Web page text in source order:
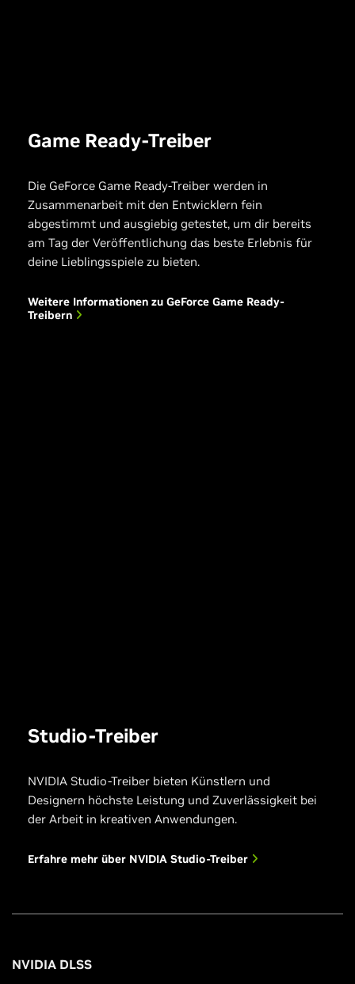
Game Ready-Treiber
Die GeForce Game Ready-Treiber werden in
Zusammenarbeit mit den Entwicklern fein
abgestimmt und ausgiebig getestet, um dir bereits
am Tag der Veröffentlichung das beste Erlebnis für
deine Lieblingsspiele zu bieten.
Weitere Informationen zu GeForce Game Ready-
Treibern
Studio-Treiber
NVIDIA Studio-Treiber bieten Künstlern und
Designern höchste Leistung und Zuverlässigkeit bei
der Arbeit in kreativen Anwendungen.
Erfahre mehr über NVIDIA Studio-Treiber
NVIDIA DLSS